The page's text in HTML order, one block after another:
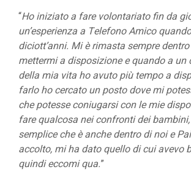
“Ho iniziato a fare volontariato fin da
un’esperienza a Telefono Amico
diciott’anni. Mi è rimasta sempre
mettermi a disposizione e quando a un
della mia vita ho avuto più tempo a
farlo ho cercato un posto dove mi
che potesse coniugarsi con le mie
fare qualcosa nei confronti dei
semplice che è anche dentro di noi e
accolto, mi ha dato quello di cui avevo
quindi eccomi qua.”